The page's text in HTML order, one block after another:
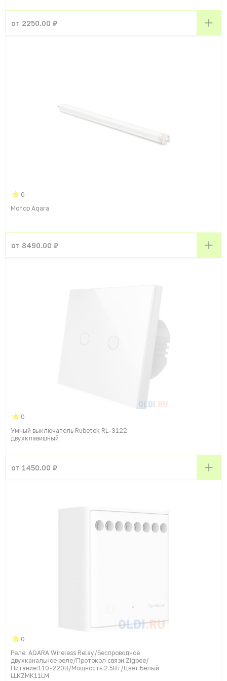
от 2250.00 ₽
0
Мотор Aqara
от 8490.00 ₽
0
Умный выключатель Rubetek RL-3122
двухклавишный
от 1450.00 ₽
0
Реле: AQARA Wireless Relay/Беспроводное
двухканальное реле/Протокол связи:Zigbee/
Питание:110-220В/Мощность:2.5Вт/Цвет:Белый
LLKZMK11LM